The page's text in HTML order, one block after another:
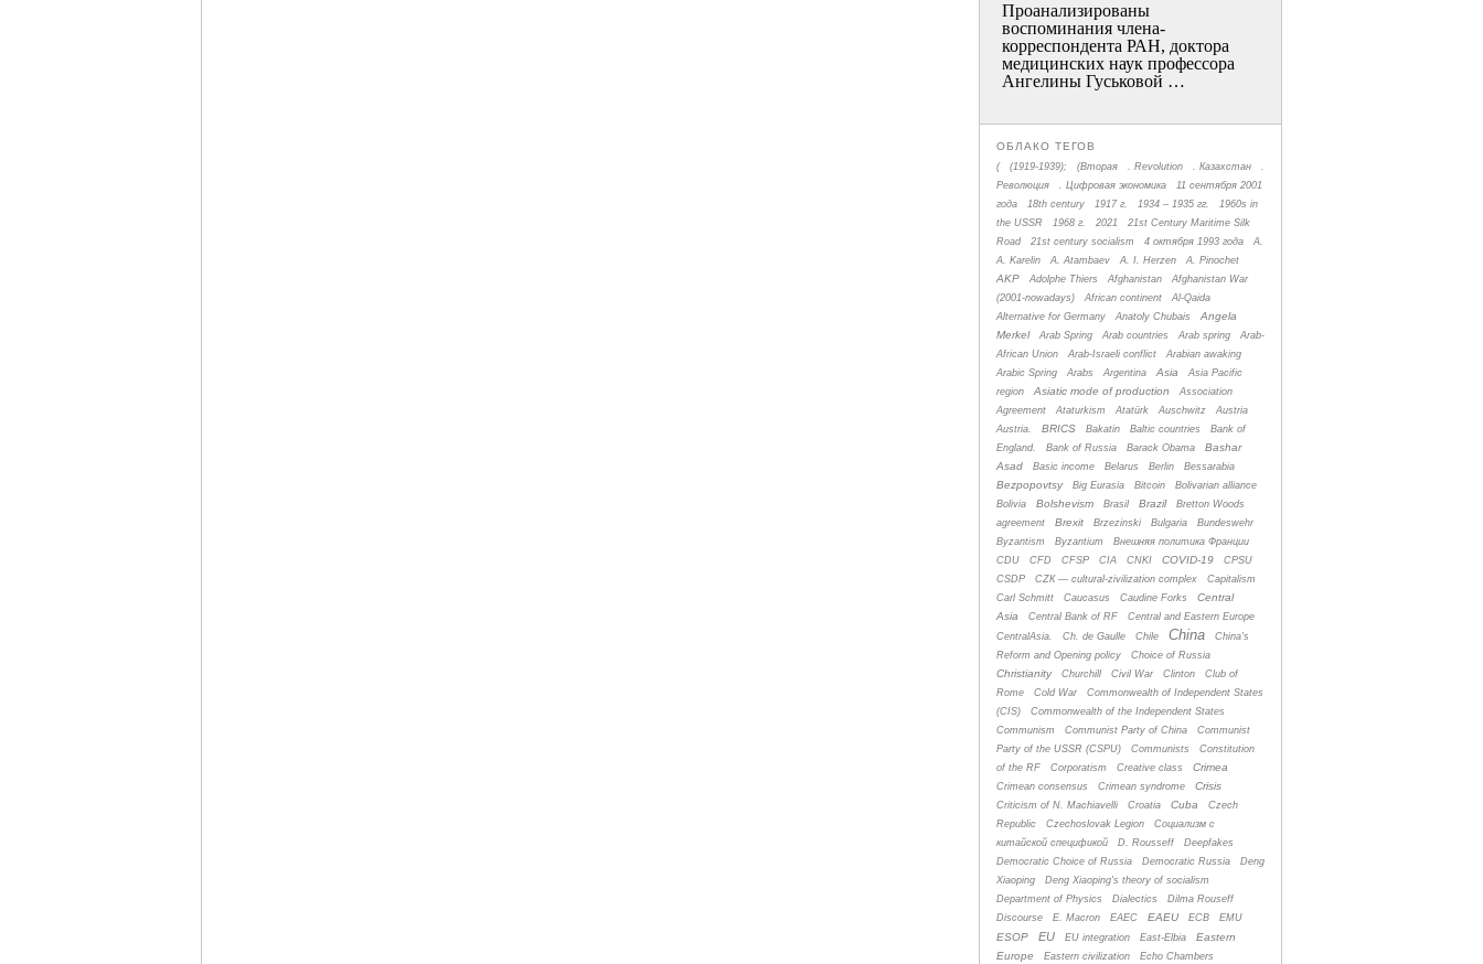
Проанализированы
воспоминания члена­
корреспондента РАН, доктора
медицинских наук профессора
Ангелины Гуськовой …
ОБЛАКО ТЕГОВ
( (1919-1939); (Вторая . Revolution . Казахстан
.
Революция
. Цифровая экономика
11 сентября 2001
года
18th century 1917 г. 1934 – 1935 гг.
1960s in
the USSR
1968 г. 2021
21st Century Maritime Silk
Road
21st century socialism 4 октября 1993 года
A.
A. Karelin
A. Atambaev A. I. Herzen A. Pinochet
AKP Adolphe Thiers Afghanistan
Afghanistan War
(2001-nowadays)
African continent
Al-Qaida
Alternative for Germany
Anatoly Chubais
Angela
Merkel
Arab Spring Arab countries Arab spring
Arab-
African Union
Arab-Israeli conflict
Arabian awaking
Arabic Spring
Arabs Argentina Asia
Asia Pacific
region
Asiatic mode of production
Association
Agreement
Ataturkism Atatürk Auschwitz
Austria
Austria.
BRICS Bakatin Baltic countries
Bank of
England.
Bank of Russia Barack Obama
Bashar
Asad
Basic income Belarus Berlin Bessarabia
Bezpopovtsy Big Eurasia Bitcoin
Bolivarian alliance
Bolivia
Bolshevism Brasil Brazil
Bretton Woods
agreement
Brexit Brzezinski Bulgaria
Bundeswehr
Byzantism
Byzantium
Bнешняя политика Франции
CDU
CFD CFSP CIA CNKI COVID-19
CPSU
CSDP
CZК — cultural-zivilization complex
Capitalism
Carl Schmitt
Caucasus Caudine Forks
Central
Asia
Central Bank of RF
Central and Eastern Europe
CentralAsia.
Ch. de Gaulle Chile China
China's
Reform and Opening policy
Choice of Russia
Christianity Churchill Civil War Clinton
Club of
Rome
Cold War
Commonwealth of Independent States
(CIS)
Commonwealth of the Independent States
Communism
Communist Party of China
Communist
Party of the USSR (CSPU)
Communists
Constitution
of the RF
Corporatism Creative class Crimea
Crimean consensus Crimean syndrome Crisis
Criticism of N. Machiavelli Croatia Cuba
Czech
Republic
Czechoslovak Legion
Cоциализм с
китайской спецификой
D. Rousseff
Deepfakes
Democratic Choice of Russia
Democratic Russia
Deng
Xiaoping
Deng Xiaoping's theory of socialism
Department of Physics
Dialectics
Dilma Rouseff
Discourse
E. Macron EAEC EAEU ECB EMU
ESOP EU EU integration East-Elbia
Eastern
Europe
Eastern civilization
Echo Chambers